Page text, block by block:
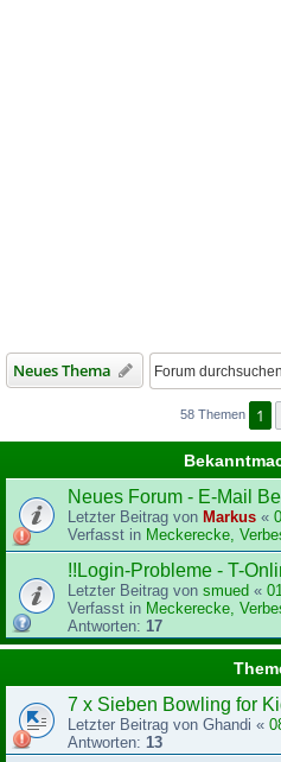
Neues Thema
58 Themen 1
Neues Forum - E-Mail
Letzter Beitrag von Markus «
Verfasst in Meckerecke,
!!Login-Probleme - T-
Letzter Beitrag von smued «
Verfasst in Meckerecke,
Antworten: 17
7 x Sieben Bowling for
Letzter Beitrag von Ghandi «
Antworten: 13